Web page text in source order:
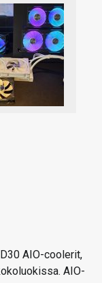
AIO-coolerit,
AIO-